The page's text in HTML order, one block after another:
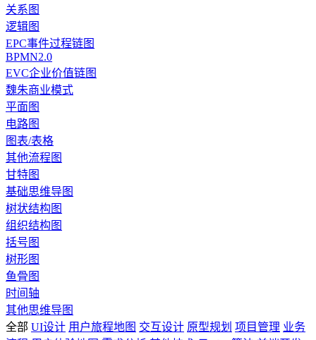
关系图
逻辑图
EPC事件过程链图
BPMN2.0
EVC企业价值链图
魏朱商业模式
平面图
电路图
图表/表格
其他流程图
甘特图
基础思维导图
树状结构图
组织结构图
括号图
树形图
鱼骨图
时间轴
其他思维导图
全部 UI设计 用户旅程地图 交互设计 原型规划 项目管理 业务